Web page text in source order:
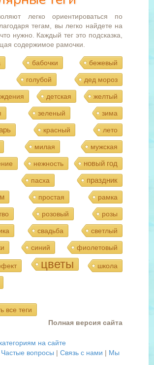
легко ориентироваться по
тегам, вы легко найдете на
нужно. Каждый тег это подсказка,
содержимое рамочки.
бабочки бежевый
голубой дед мороз
детская желтый
зеленый зима
красный лето
милая мужская
нежность новый год
пасха
праздник
простая рамка
розовый розы
свадьба светлый
синий фиолетовый
цветы школа
все теги
Полная версия сайта
на сайте
Частые вопросы | Связь с нами | Мы